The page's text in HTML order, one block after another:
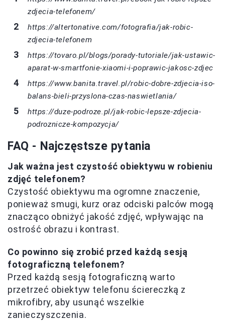
zdjecia-telefonem/
https://altertonative.com/fotografia/jak-robic-
zdjecia-telefonem
https://tovaro.pl/blogs/porady-tutoriale/jak-ustawic-
aparat-w-smartfonie-xiaomi-i-poprawic-jakosc-zdjec
https://www.banita.travel.pl/robic-dobre-zdjecia-iso-
balans-bieli-przyslona-czas-naswietlania/
https://duze-podroze.pl/jak-robic-lepsze-zdjecia-
podroznicze-kompozycja/
FAQ - Najczęstsze pytania
Jak ważna jest czystość obiektywu w robieniu
zdjęć telefonem?
Czystość obiektywu ma ogromne znaczenie,
ponieważ smugi, kurz oraz odciski palców mogą
znacząco obniżyć jakość zdjęć, wpływając na
ostrość obrazu i kontrast.
Co powinno się zrobić przed każdą sesją
fotograficzną telefonem?
Przed każdą sesją fotograficzną warto
przetrzeć obiektyw telefonu ściereczką z
mikrofibry, aby usunąć wszelkie
zanieczyszczenia.